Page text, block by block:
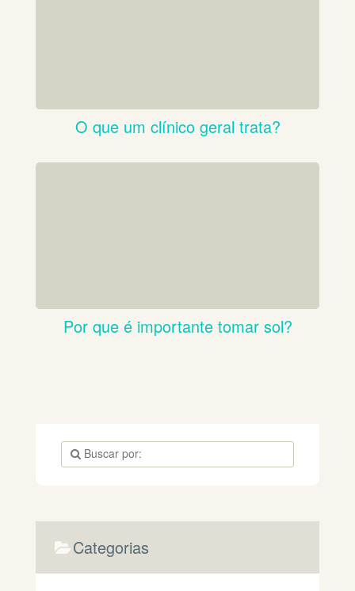
O que um clínico geral trata?
Por que é importante tomar sol?
Categorias